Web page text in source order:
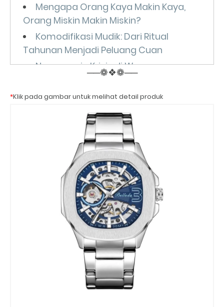
Mengapa Orang Kaya Makin Kaya,
Orang Miskin Makin Miskin?
Komodifikasi Mudik: Dari Ritual
Tahunan Menjadi Peluang Cuan
Ngomongin Krisis di Waroeng
Angkringan Bu Benu
──❁❖❁──
*Klik pada gambar untuk melihat detail produk